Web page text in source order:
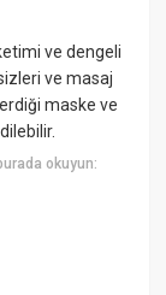
ve dengeli
ve masaj
maske ve
okuyun: